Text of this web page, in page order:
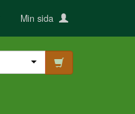
Min sida